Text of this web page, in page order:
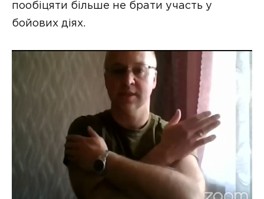
пообіцяти більше не брати участь у
бойових діях.